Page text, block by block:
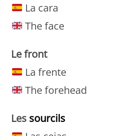
La cara
The face
Le front
La frente
The forehead
Les sourcils